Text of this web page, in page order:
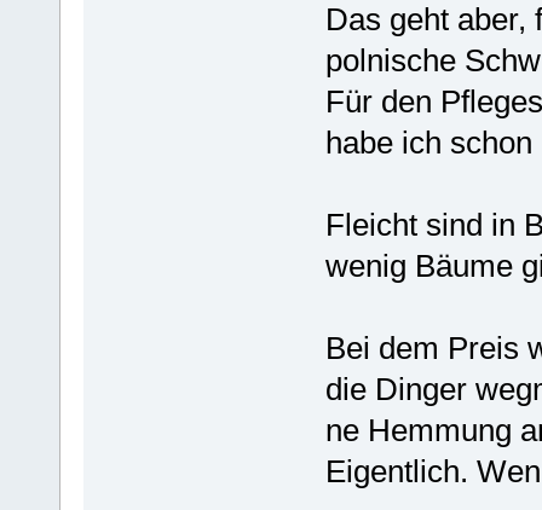
Das geht aber,
polnische
Für den
habe ich
Fleicht sind in
wenig Bäume
Bei dem Preis
die Dinger
ne Hemmung
Eigentlich.